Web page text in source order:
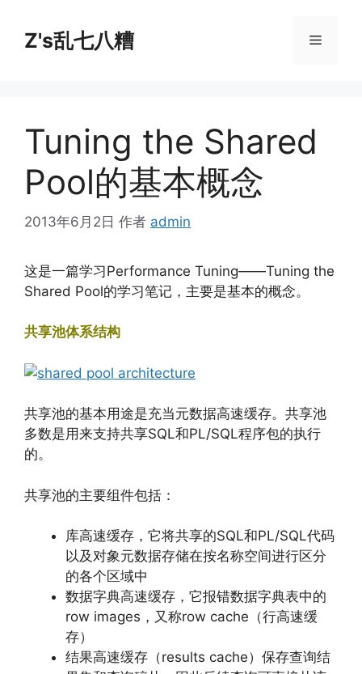
Z's乱七八糟 菜
Tuning the Shared
Pool的基本概念
2013年6月2日 作者 admin
这是一篇学习Performance Tuning——Tuning the
Shared Pool的学习笔记，主要是基本的概念。
共享池体系结构
共享池的基本用途是充当元数据高速缓存。共享池
多数是用来支持共享SQL和PL/SQL程序包的执行
的。
共享池的主要组件包括：
库高速缓存，它将共享的SQL和PL/SQL代码
以及对象元数据存储在按名称空间进行区分
的各个区域中
数据字典高速缓存，它报错数据字典表中的
row images，又称row cache（行高速缓
存）
结果高速缓存（results cache）保存查询结